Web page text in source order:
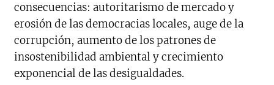
consecuencias: autoritarismo de mercado y
erosión de las democracias locales, auge de la
corrupción, aumento de los patrones de
insostenibilidad ambiental y crecimiento
exponencial de las desigualdades.